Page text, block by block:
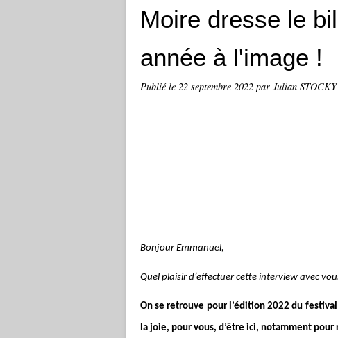
Moire dresse le
année à l'image !
Publié le 22 septembre 2022 par Julian STOCKY
Bonjour Emmanuel,
Quel plaisir d’effectuer cette interview avec
On se retrouve pour l’édition 2022 du
la joie, pour vous, d’être ici, notamment